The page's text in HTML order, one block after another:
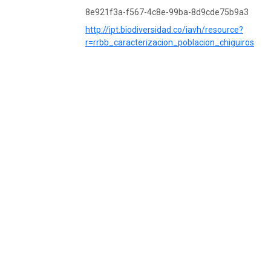
8e921f3a-f567-4c8e-99ba-8d9cde75b9a3
http://ipt.biodiversidad.co/iavh/resource?
r=rrbb_caracterizacion_poblacion_chiguiros